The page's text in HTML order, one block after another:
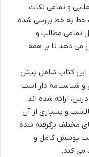
و تمامی نکات
خط به خط بررسی شده
تمامی مطالب و
می دهد تا بر همه
این کتاب شامل بیش
و شناسنامه دار است
ارائه شده اند.
و بسیاری از آن
مختلف برگرفته شده
پوشش کامل و
می کند.